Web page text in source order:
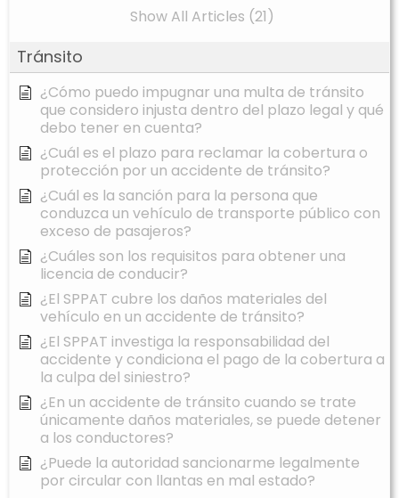
Show All Articles (21)
Tránsito
¿Cómo puedo impugnar una multa de tránsito
que considero injusta dentro del plazo legal y qué
debo tener en cuenta?
¿Cuál es el plazo para reclamar la cobertura o
protección por un accidente de tránsito?
¿Cuál es la sanción para la persona que
conduzca un vehículo de transporte público con
exceso de pasajeros?
¿Cuáles son los requisitos para obtener una
licencia de conducir?
¿El SPPAT cubre los daños materiales del
vehículo en un accidente de tránsito?
¿El SPPAT investiga la responsabilidad del
accidente y condiciona el pago de la cobertura a
la culpa del siniestro?
¿En un accidente de tránsito cuando se trate
únicamente daños materiales, se puede detener
a los conductores?
¿Puede la autoridad sancionarme legalmente
por circular con llantas en mal estado?